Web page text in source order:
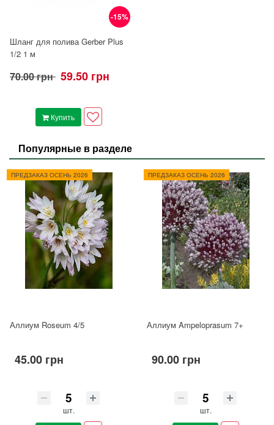
-15%
Шланг для полива Gerber Plus
1/2 1 м
70.00 грн 59.50 грн
Купить
Популярные в разделе
ПРЕДЗАКАЗ ОСЕНЬ 2026
Аллиум Roseum 4/5
45.00 грн
шт.
ПРЕДЗАКАЗ ОСЕНЬ 2026
Аллиум Ampeloprasum 7+
90.00 грн
шт.